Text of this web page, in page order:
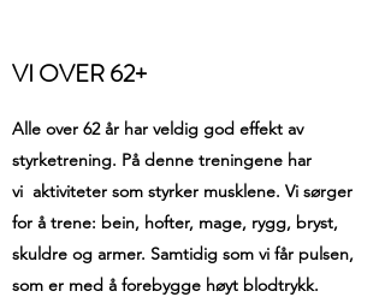
VI OVER 62+
Alle over 62 år har veldig god effekt av
styrketrening. På denne treningene har
vi aktiviteter som styrker musklene. Vi sørger
for å trene: bein, hofter, mage, rygg, bryst,
skuldre og armer. Samtidig som vi får pulsen,
som er med å forebygge høyt blodtrykk.